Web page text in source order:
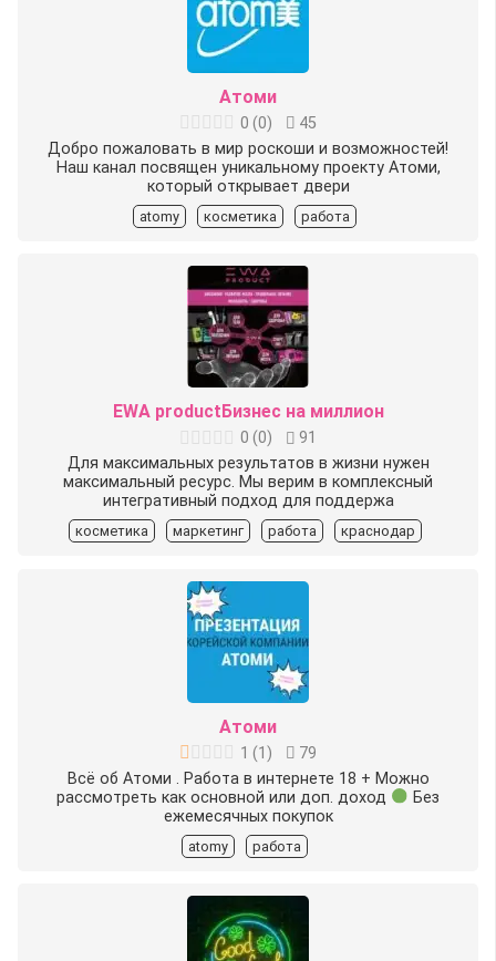
Атоми
0 (0)
45
Добро пожаловать в мир роскоши и возможностей!
Наш канал посвящен уникальному проекту Атоми,
который открывает двери
atomy косметика работа
EWA productБизнес на миллион
0 (0)
91
Для максимальных результатов в жизни нужен
максимальный ресурс. Мы верим в комплексный
интегративный подход для поддержа
косметика маркетинг работа краснодар
Атоми
1 (1 )
79
Всё об Атоми . Работа в интернете 18 + Можно
рассмотреть как основной или доп. доход
Без
ежемесячных покупок
atomy работа